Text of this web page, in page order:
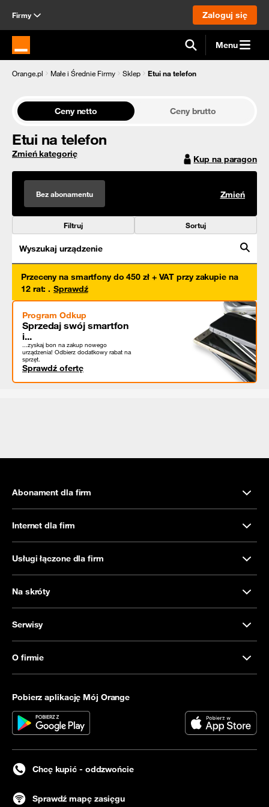
Firmy Zaloguj się
Strona główna Orange.pl Menu
Orange.pl Małe i Średnie Firmy Sklep Etui na telefon
Ceny netto Ceny brutto
Etui na telefon
Zmień kategorię Kup na paragon
Bez abonamentu Zmień
Filtruj Sortuj
Wyszukaj urządzenie
Przeceny na smartfony do 450 zł + VAT przy zakupie na
12 rat: . Sprawdź
Program Odkup
Sprzedaj swój smartfon
i...
...zyskaj bon na zakup nowego
urządzenia! Odbierz dodatkowy rabat na
sprzęt.
Sprawdź ofertę
Abonament dla firm
Internet dla firm
Usługi łączone dla firm
Na skróty
Serwisy
O firmie
Pobierz aplikację Mój Orange
Chcę kupić - oddzwońcie
Sprawdź mapę zasięgu